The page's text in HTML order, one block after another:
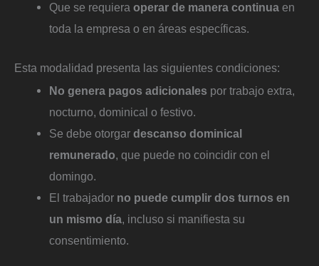
Que se requieraoperar de manera continua en
toda la empresa o en áreas específicas.
Esta modalidad presenta las siguientes condiciones:
No genera pagos adicionales por trabajo extra,
nocturno, dominical o festivo.
Se debe otorgardescanso dominical
remunerado, que puede no coincidir con el
domingo.
El trabajador no puede cumplir dos turnos en
un mismo día, incluso si manifiesta su
consentimiento.